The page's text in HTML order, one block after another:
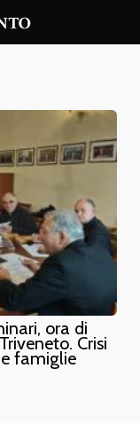
ora di
Crisi
famiglie